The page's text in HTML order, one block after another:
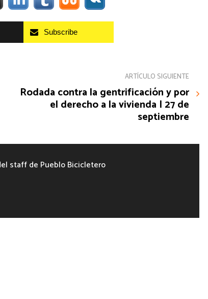
Subscribe
ARTÍCULO SIGUIENTE
Rodada contra la gentrificación y por
el derecho a la vivienda | 27 de
septiembre
staff de Pueblo Bicicletero